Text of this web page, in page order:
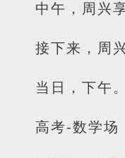
中午，周兴
接下来，周
当日，下午。
高考-数学场